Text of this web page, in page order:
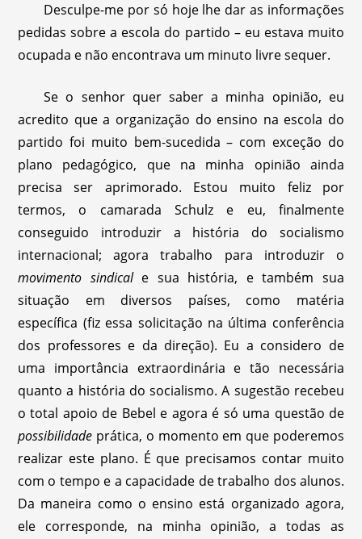
Desculpe-me por só hoje lhe dar as informações
pedidas sobre a escola do partido – eu estava muito
ocupada e não encontrava um minuto livre sequer.
Se o senhor quer saber a minha opinião, eu
acredito que a organização do ensino na escola do
partido foi muito bem-sucedida – com exceção do
plano pedagógico, que na minha opinião ainda
precisa ser aprimorado. Estou muito feliz por
termos, o camarada Schulz e eu, finalmente
conseguido introduzir a história do socialismo
internacional; agora trabalho para introduzir o
movimento sindical e sua história, e também sua
situação em diversos países, como matéria
específica (fiz essa solicitação na última conferência
dos professores e da direção). Eu a considero de
uma importância extraordinária e tão necessária
quanto a história do socialismo. A sugestão recebeu
o total apoio de Bebel e agora é só uma questão de
possibilidade prática, o momento em que poderemos
realizar este plano. É que precisamos contar muito
com o tempo e a capacidade de trabalho dos alunos.
Da maneira como o ensino está organizado agora,
ele corresponde, na minha opinião, a todas as